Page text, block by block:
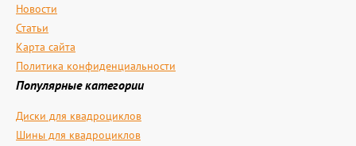
Новости
Статьи
Карта сайта
Политика конфиденциальности
Популярные категории
Диски для квадроциклов
Шины для квадроциклов